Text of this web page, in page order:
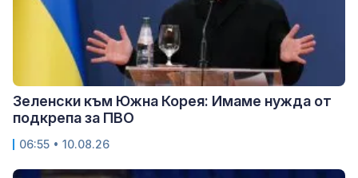
Зеленски към Южна Корея: Имаме нужда от
подкрепа за ПВО
06:55 • 10.08.26